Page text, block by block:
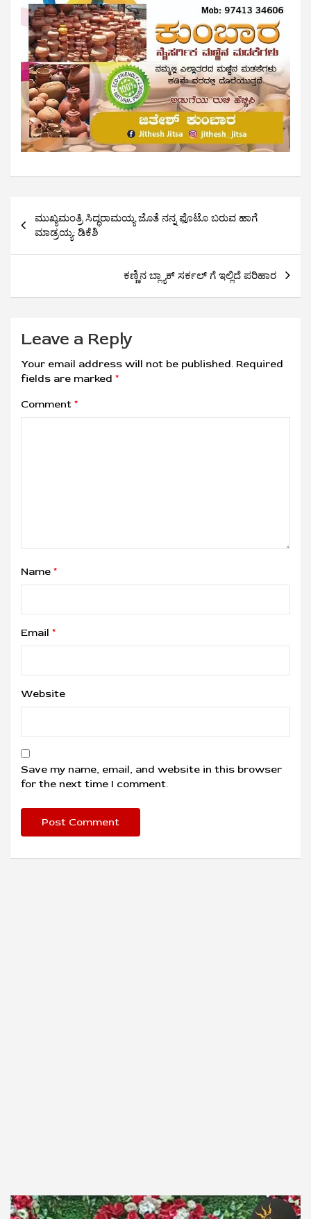
navigation
ಮುಖ್ಯಮಂತ್ರಿ ಸಿದ್ಧರಾಮಯ್ಯ ಜೊತೆ ನನ್ನ ಫೊಟೊ ಬರುವ ಹಾಗೆ
ಮಾಡ್ರಯ್ಯ: ಡಿಕೆಶಿ
ಕಣ್ಣಿನ ಬ್ಲ್ಯಾಕ್ ಸರ್ಕಲ್ ಗೆ ಇಲ್ಲಿದೆ ಪರಿಹಾರ
Leave a Reply
Your email address will not be published. Required
fields are marked *
Comment *
Name *
Email *
Website
Save my name, email, and website in this browser
for the next time I comment.